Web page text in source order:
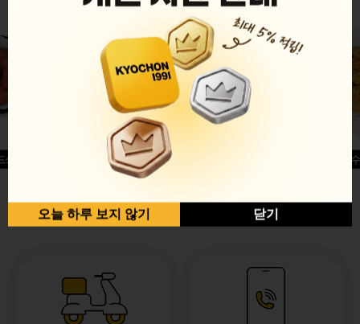
글윙
반반순살[레드+허니]
허니옥
오늘 하루 보지 않기 닫기